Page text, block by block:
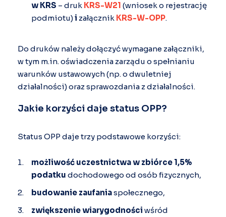
w KRS – druk KRS-W21 (wniosek o rejestrację
podmiotu)i załącznik KRS-W-OPP.
Do druków należy dołączyć wymagane załączniki,
w tym m.in. oświadczenia zarządu o spełnianiu
warunków ustawowych (np. o dwuletniej
działalności) oraz sprawozdania z działalności.
Jakie korzyści daje status OPP?
Status OPP daje trzy podstawowe korzyści:
możliwość uczestnictwa w zbiórce 1,5%
podatku dochodowego od osób fizycznych,
budowanie zaufaniaspołecznego,
zwiększenie wiarygodności wśród